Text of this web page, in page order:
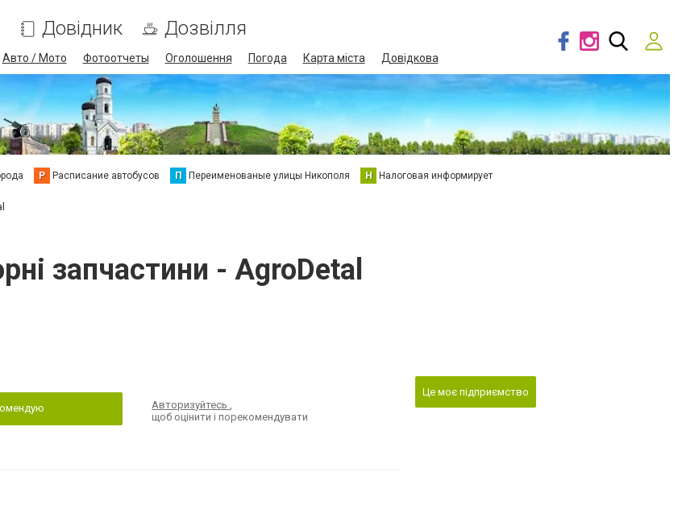
Довідник Дозвілля
Авто / Мото Фотоотчеты Оголошення Погода Карта міста Довідкова
Р Расписание автобусов П Переименованые улицы Никополя Н Налоговая информирует
запчастини - AgroDetal
Авторизуйтесь,
щоб оцінити і порекомендувати
Це моє підприємство